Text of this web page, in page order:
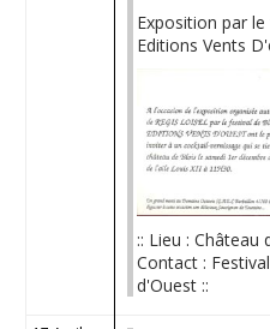
Exposition par
Editions Vents
:: Lieu : Château
Contact :
d'Ouest ::